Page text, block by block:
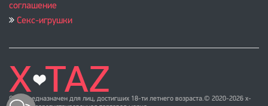
соглашение
Секс-игрушки
Сайт предназначен для лиц, достигших 18-ти летнего возраста.© 2020-2026 x-